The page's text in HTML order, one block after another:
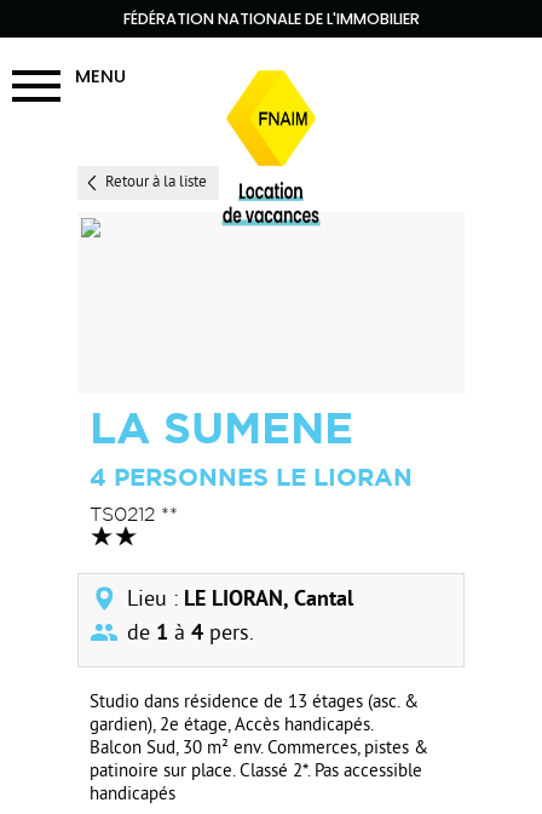
FÉDÉRATION NATIONALE DE L'IMMOBILIER
MENU
Retour à la liste
LA SUMENE
4 PERSONNES LE LIORAN
TS0212 **
Lieu : LE LIORAN, Cantal
de 1 à 4 pers.
Studio dans résidence de 13 étages (asc. &
gardien), 2e étage, Accès handicapés.
Balcon Sud, 30 m² env. Commerces, pistes &
patinoire sur place. Classé 2*. Pas accessible
handicapés